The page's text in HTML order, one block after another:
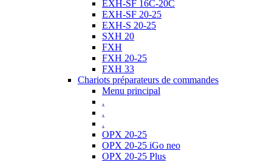
EXH-SF 16C-20C
EXH-SF 20-25
EXH-S 20-25
SXH 20
FXH
FXH 20-25
FXH 33
Chariots préparateurs de commandes
Menu principal
.
.
.
OPX 20-25
OPX 20-25 iGo neo
OPX 20-25 Plus